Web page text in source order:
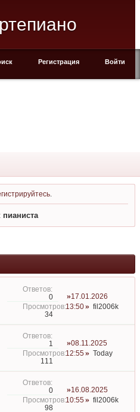
Регистрация Войти
0
34
17.01.2026
13:50
fil2006k
1
111
08.11.2025
12:55
Today
0
98
16.08.2025
10:55
fil2006k